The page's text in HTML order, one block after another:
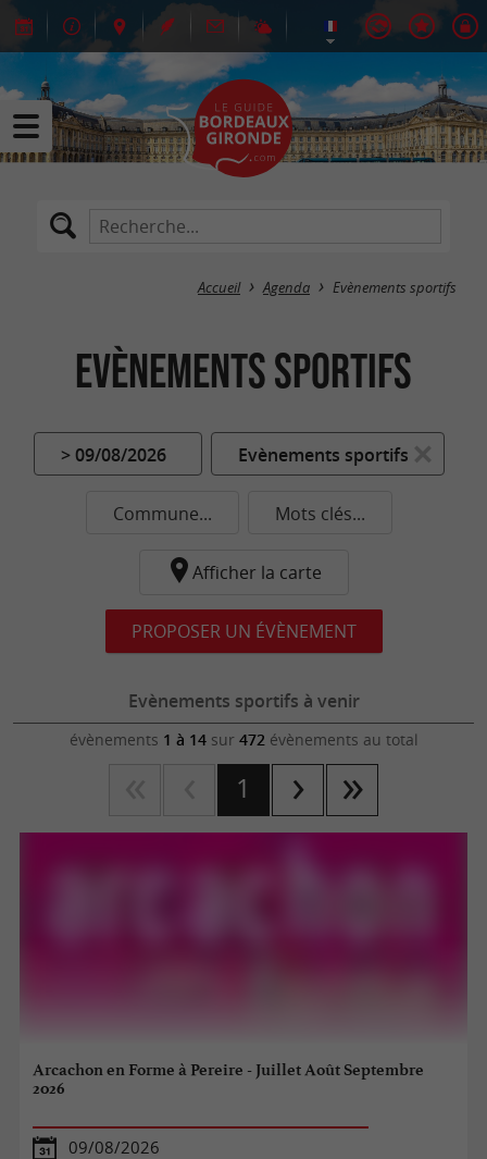
Accueil Agenda Evènements sportifs
Evènements sportifs
> 09/08/2026 Evènements sportifs
Commune... Mots clés...
Afficher la carte
PROPOSER UN ÉVÈNEMENT
Evènements sportifs à venir
évènements 1 à 14sur 472évènements au total
1
Arcachon en Forme à Pereire - Juillet Août Septembre
2026
09/08/2026